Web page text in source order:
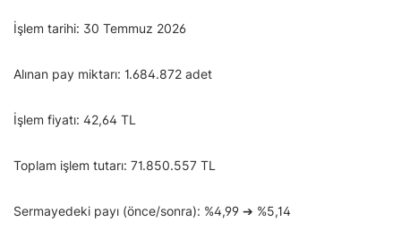
İşlem tarihi: 30 Temmuz 2026
Alınan pay miktarı: 1.684.872 adet
İşlem fiyatı: 42,64 TL
Toplam işlem tutarı: 71.850.557 TL
Sermayedeki payı (önce/sonra): %4,99 ➔ %5,14